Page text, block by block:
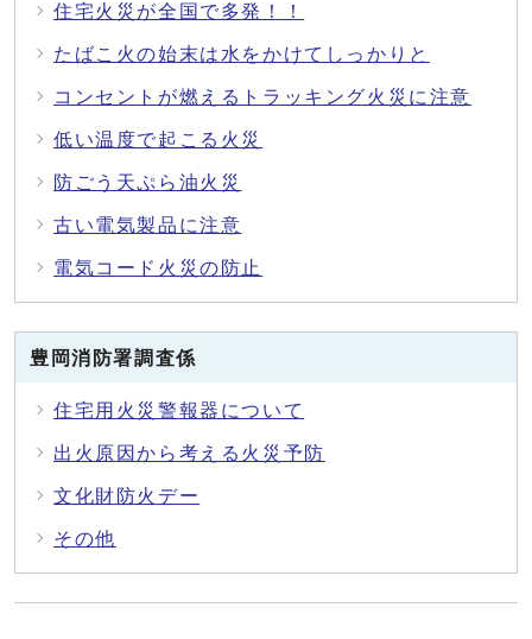
住宅火災が全国で多発！！
たばこ火の始末は水をかけてしっかりと
コンセントが燃えるトラッキング火災に注意
低い温度で起こる火災
防ごう天ぷら油火災
古い電気製品に注意
電気コード火災の防止
豊岡消防署調査係
住宅用火災警報器について
出火原因から考える火災予防
文化財防火デー
その他